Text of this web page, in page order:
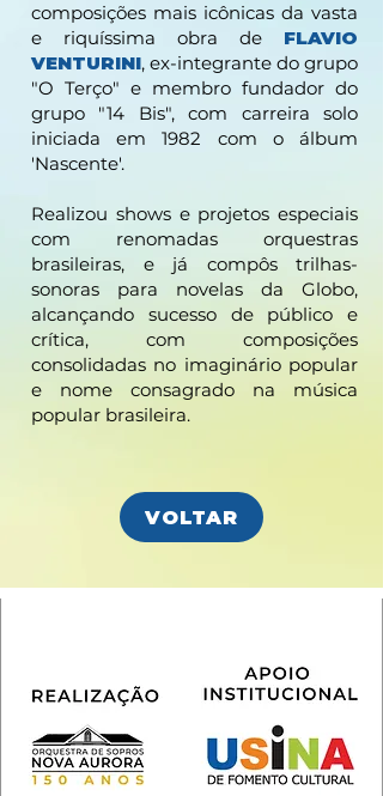
composições mais icônicas da vasta
e riquíssima obra de FLAVIO
VENTURINI, ex-integrante do grupo
"O Terço" e membro fundador do
grupo "14 Bis", com carreira solo
iniciada em 1982 com o álbum
'Nascente'.
Realizou shows e projetos especiais
com renomadas orquestras
brasileiras, e já compôs trilhas-
sonoras para novelas da Globo,
alcançando sucesso de público e
crítica, com composições
consolidadas no imaginário popular
e nome consagrado na música
popular brasileira.
VOLTAR